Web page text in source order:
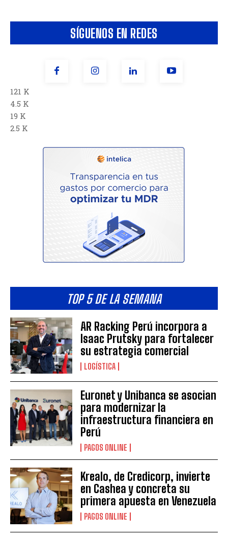
SÍGUENOS EN REDES
121 K
4.5 K
19 K
2.5 K
TOP 5 DE LA SEMANA
AR Racking Perú incorpora a
Isaac Prutsky para fortalecer
su estrategia comercial
LOGÍSTICA
Euronet y Unibanca se asocian
para modernizar la
infraestructura financiera en
Perú
PAGOS ONLINE
Krealo, de Credicorp, invierte
en Cashea y concreta su
primera apuesta en Venezuela
PAGOS ONLINE